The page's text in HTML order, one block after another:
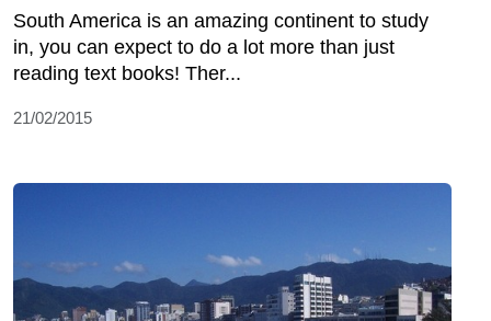
South America is an amazing continent to study
in, you can expect to do a lot more than just
reading text books! Ther...
21/02/2015